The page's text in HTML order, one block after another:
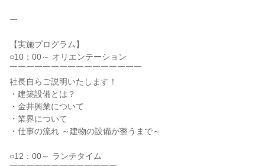
ー
【実施プログラム】
○10：00～ オリエンテーション
￣￣￣￣￣￣￣￣￣￣￣￣￣￣￣￣
社長自らご説明いたします！
・建築設備とは？
・金井興業について
・業界について
・仕事の流れ ～建物の設備が整うまで～
○12：00～ ランチタイム